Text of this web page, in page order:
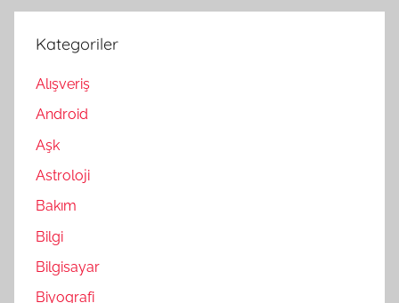
Kategoriler
Alışveriş
Android
Aşk
Astroloji
Bakım
Bilgi
Bilgisayar
Biyografi